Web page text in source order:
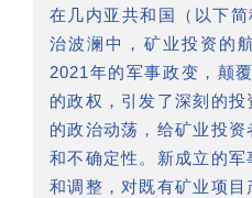
在几内亚共和国（以下简
治波澜中，矿业投资的
2021年的军事政变，颠
的政权，引发了深刻的
的政治动荡，给矿业投
和不确定性。新成立的
和调整，对既有矿业项